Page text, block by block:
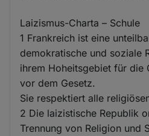
Laizismus-Charta – Schule
1 Frankreich ist eine
demokratische und soziale
ihrem Hoheitsgebiet für die
vor dem Gesetz.
Sie respektiert alle
2 Die laizistische Republik
Trennung von Religion und